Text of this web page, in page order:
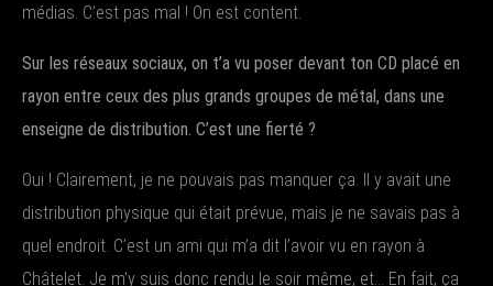
médias. C’est pas mal ! On est content.
Sur les réseaux sociaux, on t’a vu poser devant ton CD placé en
rayon entre ceux des plus grands groupes de métal, dans une
enseigne de distribution. C’est une fierté ?
Oui ! Clairement, je ne pouvais pas manquer ça. Il y avait une
distribution physique qui était prévue, mais je ne savais pas à
quel endroit. C’est un ami qui m’a dit l’avoir vu en rayon à
Châtelet. Je m’y suis donc rendu le soir même, et… En fait, ça